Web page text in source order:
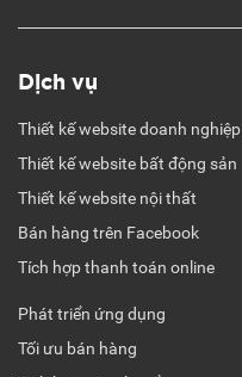
Dịch vụ
Thiết kế website doanh nghiệp
Thiết kế website bất động sản
Thiết kế website nội thất
Bán hàng trên Facebook
Tích hợp thanh toán online
Phát triển ứng dụng
Tối ưu bán hàng